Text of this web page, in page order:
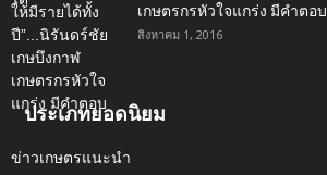
เกษตรกรหัวใจแกร่ง มีคำตอบ
สิงหาคม 1, 2016
ประเภทยอดนิยม
ข่าวเกษตรแนะนำ